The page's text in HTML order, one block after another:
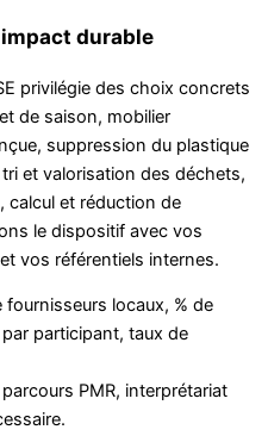
impact durable
privilégie des choix concrets
de saison, mobilier
suppression du plastique
et valorisation des déchets,
calcul et réduction de
le dispositif avec vos
vos référentiels internes.
locaux, % de
participant, taux de
PMR, interprétariat